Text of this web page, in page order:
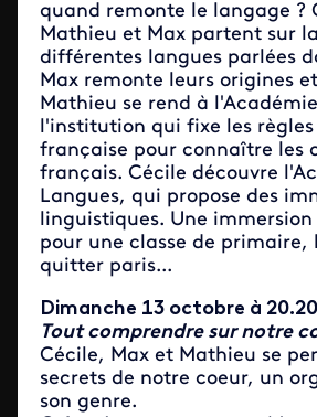
quand remonte le langage ?
Mathieu et Max partent sur
différentes langues parlées
Max remonte leurs origines
Mathieu se rend à
l'institution qui fixe les
française pour connaître les
français. Cécile découvre
Langues, qui propose des
linguistiques. Une
pour une classe de primaire,
quitter paris...
Dimanche 13 octobre à 20.20
Tout comprendre sur notre
Cécile, Max et Mathieu se
secrets de notre coeur, un
son genre.